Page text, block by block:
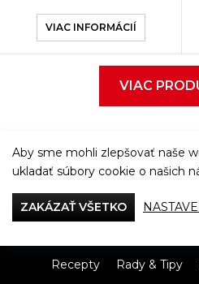
VIAC INFORMÁCIÍ
VIAC
Večeriame
Recepty Rady & Tipy
Aby sme mohli zlepšovať naše
ukladať súbory cookie o našich
ZAKÁZAŤ VŠETKO